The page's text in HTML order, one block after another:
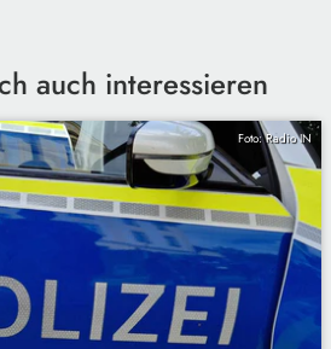
auch interessieren
Foto: Radio IN